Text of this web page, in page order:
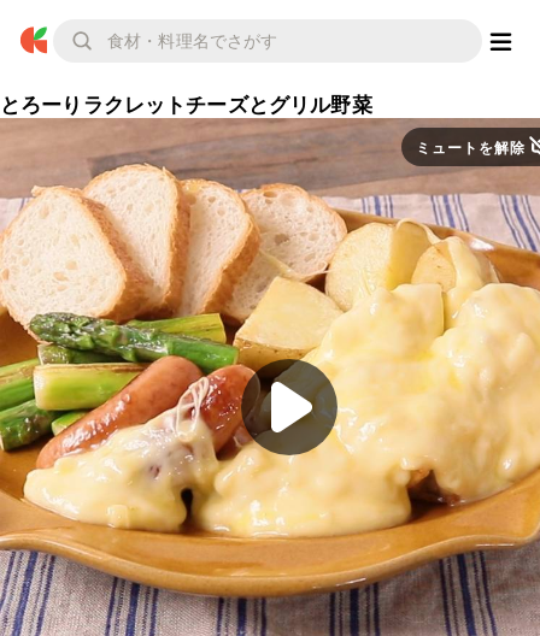
とろーりラクレットチーズとグリル野菜
ミュートを解除